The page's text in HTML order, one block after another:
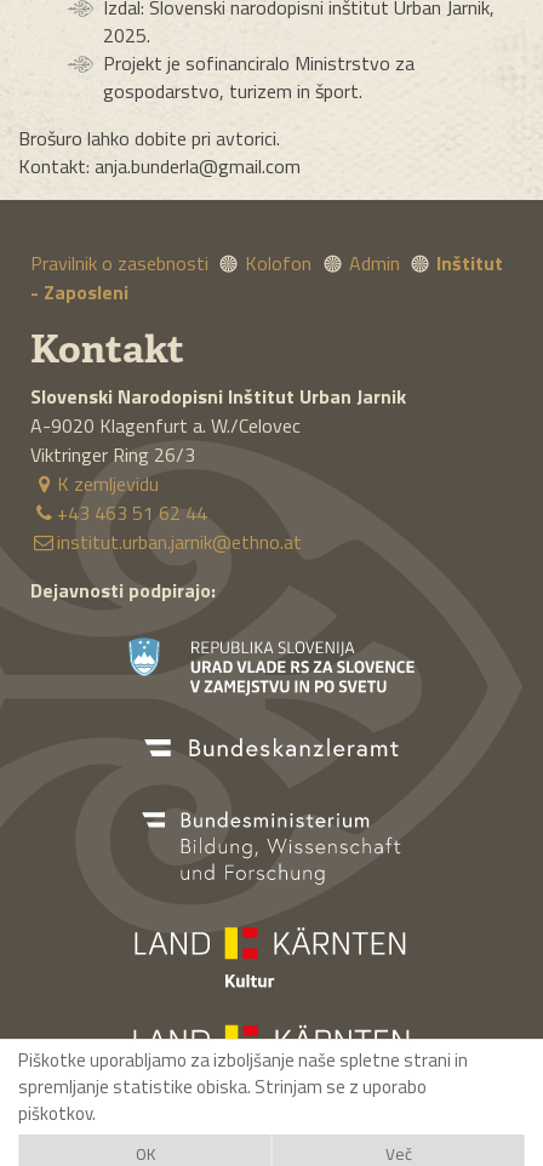
Izdal: Slovenski narodopisni inštitut Urban Jarnik,
2025.
Projekt je sofinanciralo Ministrstvo za
gospodarstvo, turizem in šport.
Brošuro lahko dobite pri avtorici.
Kontakt: anja.bunderla@gmail.com
Pravilnik o zasebnosti Kolofon Admin
Inštitut
- Zaposleni
Kontakt
Slovenski Narodopisni Inštitut Urban Jarnik
A-9020 Klagenfurt a. W./Celovec
Viktringer Ring 26/3
K zemljevidu
+43 463 51 62 44
institut.urban.jarnik@ethno.at
Dejavnosti podpirajo:
Piškotke uporabljamo za izboljšanje naše spletne strani in
spremljanje statistike obiska. Strinjam se z uporabo
piškotkov.
OK Več